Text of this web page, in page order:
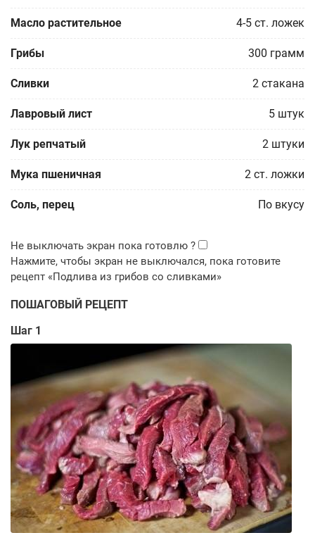
Масло растительное 4-5 ст. ложек
Грибы 300 грамм
Сливки 2 стакана
Лавровый лист 5 штук
Лук репчатый 2 штуки
Мука пшеничная 2 ст. ложки
Соль, перец По вкусу
ПОШАГОВЫЙ РЕЦЕПТ
Шаг 1